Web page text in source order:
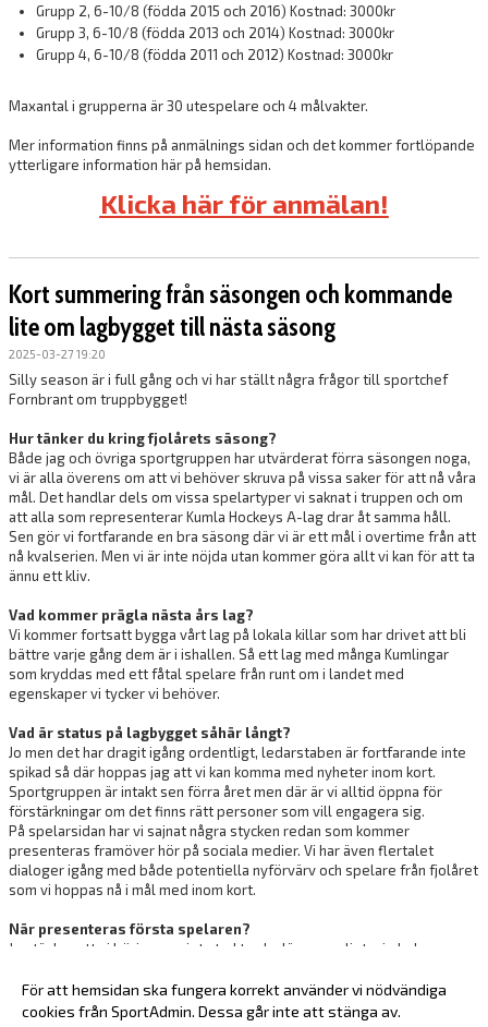
Grupp 2, 6-10/8 (födda 2015 och 2016) Kostnad: 3000kr
Grupp 3, 6-10/8 (födda 2013 och 2014) Kostnad: 3000kr
Grupp 4, 6-10/8 (födda 2011 och 2012) Kostnad: 3000kr
Maxantal i grupperna är 30 utespelare och 4 målvakter.
Mer information finns på anmälnings sidan och det kommer fortlöpande
ytterligare information här på hemsidan.
Klicka här för anmälan!
Kort summering från säsongen och kommande
lite om lagbygget till nästa säsong
2025-03-27 19:20
Silly season är i full gång och vi har ställt några frågor till sportchef
Fornbrant om truppbygget!
Hur tänker du kring fjolårets säsong?
Både jag och övriga sportgruppen har utvärderat förra säsongen noga,
vi är alla överens om att vi behöver skruva på vissa saker för att nå våra
mål. Det handlar dels om vissa spelartyper vi saknat i truppen och om
att alla som representerar Kumla Hockeys A-lag drar åt samma håll.
Sen gör vi fortfarande en bra säsong där vi är ett mål i overtime från att
nå kvalserien. Men vi är inte nöjda utan kommer göra allt vi kan för att ta
ännu ett kliv.
Vad kommer prägla nästa års lag?
Vi kommer fortsatt bygga vårt lag på lokala killar som har drivet att bli
bättre varje gång dem är i ishallen. Så ett lag med många Kumlingar
som kryddas med ett fåtal spelare från runt om i landet med
egenskaper vi tycker vi behöver.
Vad är status på lagbygget såhär långt?
Jo men det har dragit igång ordentligt, ledarstaben är fortfarande inte
spikad så där hoppas jag att vi kan komma med nyheter inom kort.
Sportgruppen är intakt sen förra året men där är vi alltid öppna för
förstärkningar om det finns rätt personer som vill engagera sig.
På spelarsidan har vi sajnat några stycken redan som kommer
presenteras framöver hör på sociala medier. Vi har även flertalet
dialoger igång med både potentiella nyförvärv och spelare från fjolåret
som vi hoppas nå i mål med inom kort.
När presenteras första spelaren?
Jag tänker att vi börjar ruggigt starkt och släpper enligt mig hela
på sociala medier!
För att hemsidan ska fungera korrekt använder vi nödvändiga
cookies från SportAdmin. Dessa går inte att stänga av.